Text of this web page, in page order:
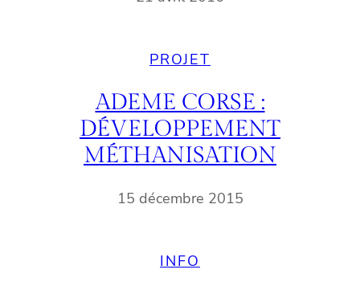
PROJET
ADEME CORSE :
DÉVELOPPEMENT
MÉTHANISATION
15 décembre 2015
INFO